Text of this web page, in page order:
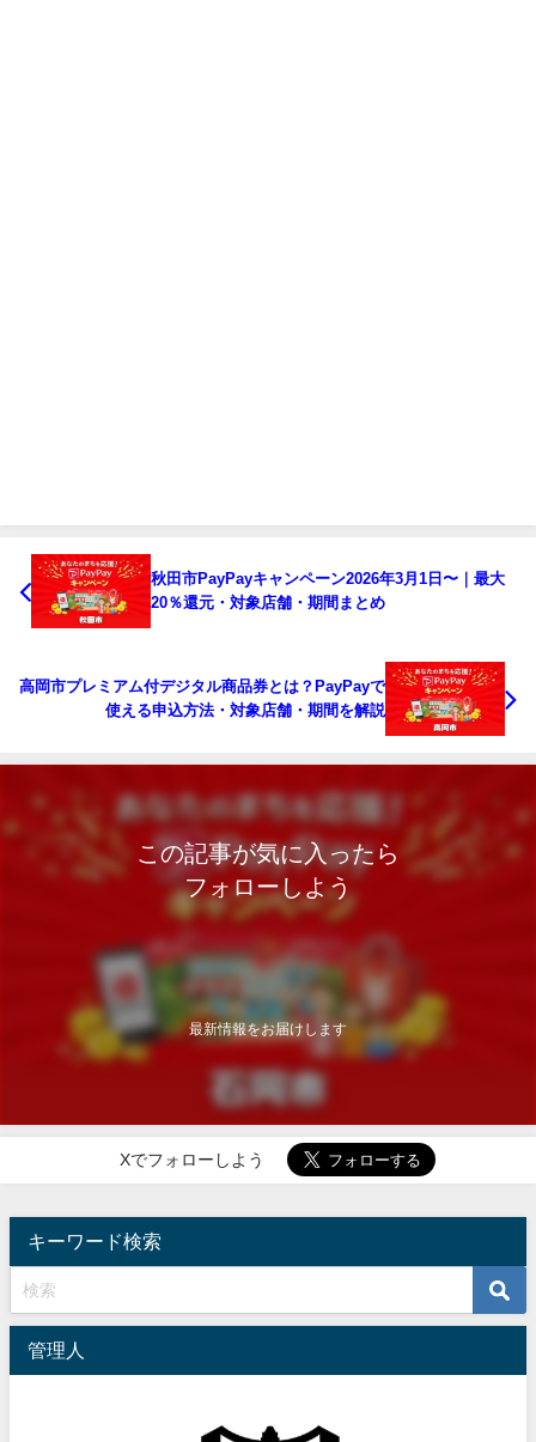
秋田市PayPayキャンペーン2026年3月1日〜｜最大
20％還元・対象店舗・期間まとめ
高岡市プレミアム付デジタル商品券とは？PayPayで
使える申込方法・対象店舗・期間を解説
この記事が気に入ったら
フォローしよう
最新情報をお届けします
Xでフォローしよう
キーワード検索
管理人